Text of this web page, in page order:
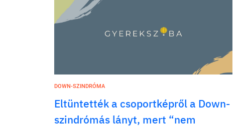
DOWN-SZINDRÓMA
Eltüntették a csoportképről a Down-
szindrómás lányt, mert “nem